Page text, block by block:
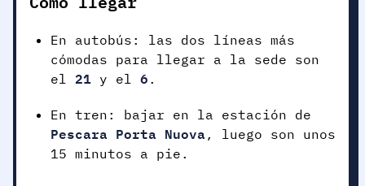
En autobús: las dos líneas más
cómodas para llegar a la sede son
el 21 y el 6 .
En tren: bajar en la estación de
Pescara Porta Nuova , luego son unos
15 minutos a pie.